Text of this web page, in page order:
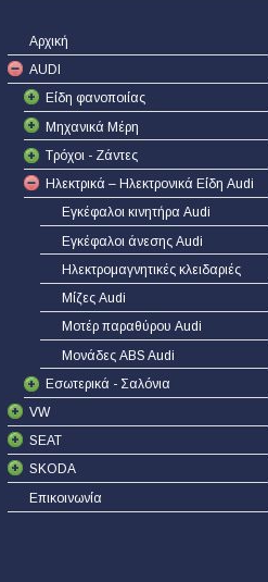
Αρχική
AUDI
Είδη φανοποιίας
Μηχανικά Μέρη
Τρόχοι - Ζάντες
Ηλεκτρικά – Ηλεκτρονικά Είδη Audi
Εγκέφαλοι κινητήρα Audi
Εγκέφαλοι άνεσης Audi
Ηλεκτρομαγνητικές κλειδαριές
Μίζες Audi
Μοτέρ παραθύρου Audi
Μονάδες ABS Audi
Εσωτερικά - Σαλόνια
VW
SEAT
SKODA
Επικοινωνία